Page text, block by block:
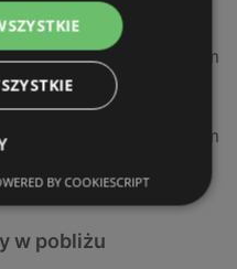
12,39 km
24,01 km
w pobliżu
BY COOKIESCRIPT